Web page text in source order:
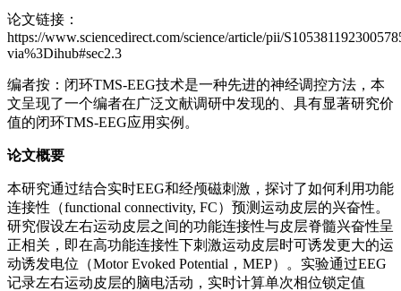
论文链接：
https://www.sciencedirect.com/science/article/pii/
via%3Dihub#sec2.3
编者按：闭环TMS-EEG技术是一种先进的神经调控方法，本
文呈现了一个编者在广泛文献调研中发现的、具有显著研究价
值的闭环TMS-EEG应用实例。
论文概要
本研究通过结合实时EEG和经颅磁刺激，探讨了如何利用功能
连接性（functional connectivity, FC）预测运动皮层的兴奋性。
研究假设左右运动皮层之间的功能连接性与皮层脊髓兴奋性呈
正相关，即在高功能连接性下刺激运动皮层时可诱发更大的运
动诱发电位（Motor Evoked Potential，MEP）。实验通过EEG
记录左右运动皮层的脑电活动，实时计算单次相位锁定值